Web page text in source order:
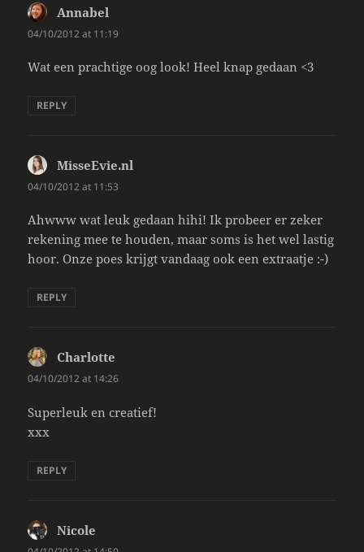
Annabel
04/10/2012 at 11:19
Wat een prachtige oog look! Heel knap gedaan <3
REPLY
MisseEvie.nl
04/10/2012 at 11:53
Ahwww wat leuk gedaan hihi! Ik probeer er zeker
rekening mee te houden, maar soms is het wel lastig
hoor. Onze poes krijgt vandaag ook een extraatje :-)
REPLY
Charlotte
04/10/2012 at 14:26
Superleuk en creatief!
xxx
REPLY
Nicole